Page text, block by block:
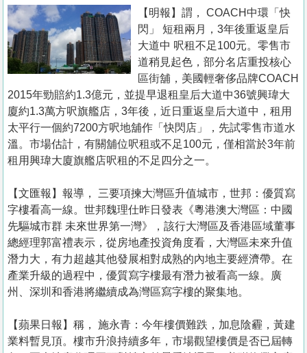
置
業
手
關
於
我
們
【明報】謂， COACH中環「快
閃」 短租兩月，3年後重返皇后
大道中 呎租不足100元。零售市
道稍見起色，部分名店重投核心
區街舖，美國輕奢侈品牌COACH
2015年勁賠約1.3億元，並提早退租皇后大道中36號興瑋大
廈約1.3萬方呎旗艦店，3年後，近日重返皇后大道中，租用
太平行一個約7200方呎地舖作「快閃店」，先試零售市道水
溫。市場估計，有關舖位呎租或不足100元，僅相當於3年前
租用興瑋大廈旗艦店呎租的不足四分之一。
【文匯報】報導， 三要項揀大灣區升值城市，世邦：優質寫
字樓看高一線。世邦魏理仕昨日發表《粵港澳大灣區：中國
先驅城市群 未來世界第一灣》，該行大灣區及香港區域董事
總經理郭富禮表示，從房地產投資角度看，大灣區未來升值
潛力大，有力超越其他發展相對成熟的內地主要經濟帶。在
產業升級的過程中，優質寫字樓最有潛力被看高一線。廣
州、深圳和香港將繼續成為灣區寫字樓的聚集地。
【蘋果日報】稱， 施永青：今年樓價難跌，加息陰霾，黃建
業料暫見頂。樓市升浪持續多年，市場觀望樓價是否已屆轉